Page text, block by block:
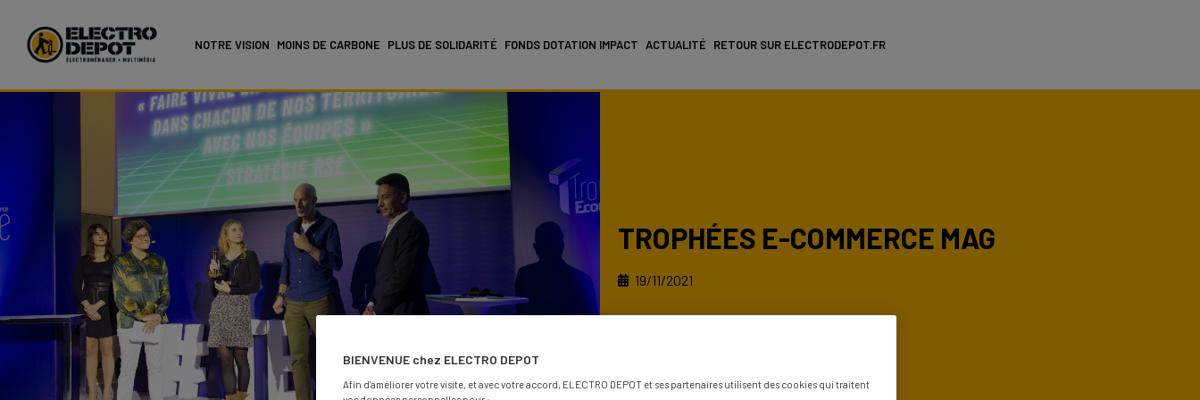
NOTRE VISION MOINS DE CARBONE PLUS DE SOLIDARITÉ FONDS DOTATION IMPACT ACTUALITÉ RETOUR SUR ELECTRODEPOT.FR
TROPHÉES E-COMMERCE MAG
19/11/2021
BIENVENUE chez ELECTRO DEPOT
Afin d'améliorer votre visite, et avec votre accord, ELECTRO DEPOT et ses partenaires utilisent des cookies qui traitent